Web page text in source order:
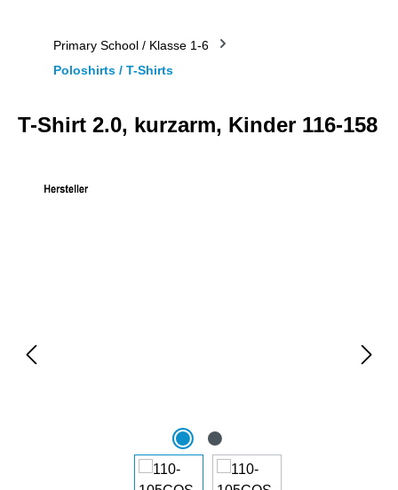
Primary School / Klasse 1-6
Poloshirts / T-Shirts
T-Shirt 2.0, kurzarm, Kinder 116-158